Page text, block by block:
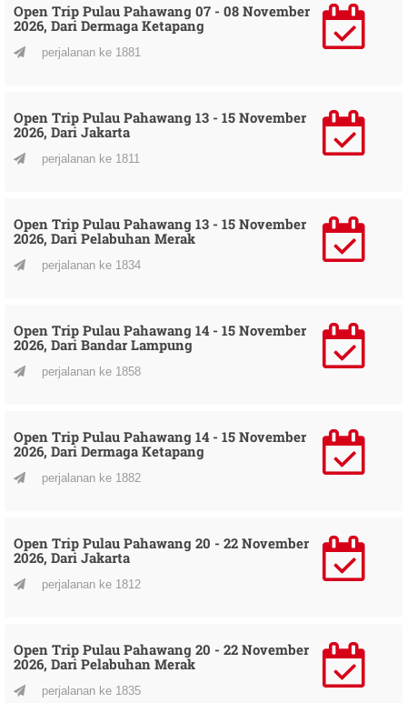
Open Trip Pulau Pahawang 07 - 08 November
2026, Dari Dermaga Ketapang
perjalanan ke 1881
Open Trip Pulau Pahawang 13 - 15 November
2026, Dari Jakarta
perjalanan ke 1811
Open Trip Pulau Pahawang 13 - 15 November
2026, Dari Pelabuhan Merak
perjalanan ke 1834
Open Trip Pulau Pahawang 14 - 15 November
2026, Dari Bandar Lampung
perjalanan ke 1858
Open Trip Pulau Pahawang 14 - 15 November
2026, Dari Dermaga Ketapang
perjalanan ke 1882
Open Trip Pulau Pahawang 20 - 22 November
2026, Dari Jakarta
perjalanan ke 1812
Open Trip Pulau Pahawang 20 - 22 November
2026, Dari Pelabuhan Merak
perjalanan ke 1835